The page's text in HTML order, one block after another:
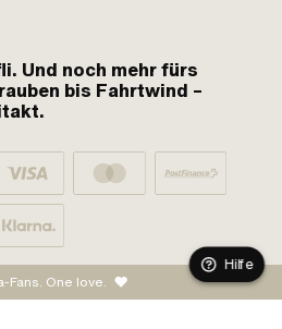
Und noch mehr fürs
bis Fahrtwind –
Fans. One love.
Hilfe